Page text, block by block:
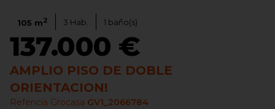
105 m2 3 Hab. 1 baño(s)
137.000 €
AMPLIO PISO DE DOBLE
ORIENTACION!
Refencia Grocasa GV1_2066784